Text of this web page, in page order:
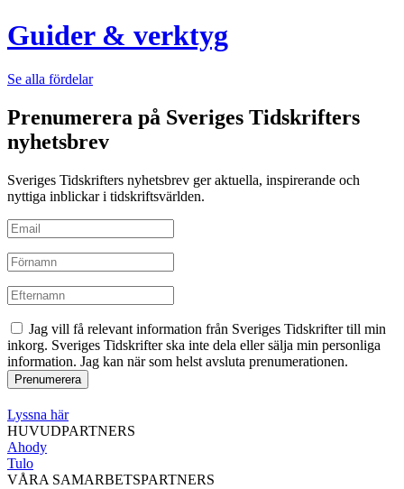
Guider & verktyg
Se alla fördelar
Prenumerera på Sveriges Tidskrifters
nyhetsbrev
Sveriges Tidskrifters nyhetsbrev ger aktuella, inspirerande och
nyttiga inblickar i tidskriftsvärlden.
Jag vill få relevant information från Sveriges Tidskrifter till min
inkorg. Sveriges Tidskrifter ska inte dela eller sälja min personliga
information. Jag kan när som helst avsluta prenumerationen.
Lyssna här
HUVUDPARTNERS
Ahody
Tulo
VÅRA SAMARBETSPARTNERS